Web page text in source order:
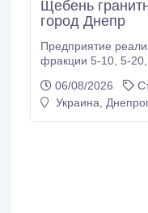
Щебень
город Днепр
Предприятие
фракции 5-10, 5-20, 20-40, 40-70, 0-40, 0-70, отсев
области. Оплата
06/08/2026
Украина,